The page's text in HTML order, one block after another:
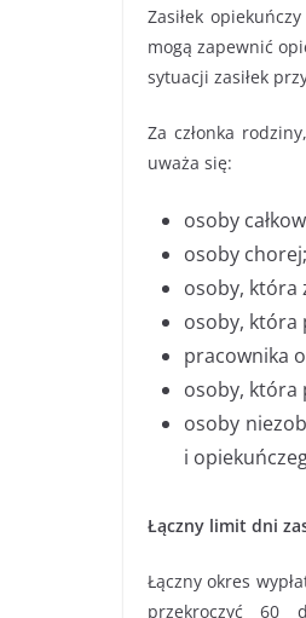
Zasiłek
mogą zapewnić
sytuacji zasiłek
Za członka
uważa się:
osoby
osoby chorej;
osoby, która
osoby, która
pracownika
osoby, która
osoby
i
Łączny limit dni
Łączny okres
przekroczyć 60